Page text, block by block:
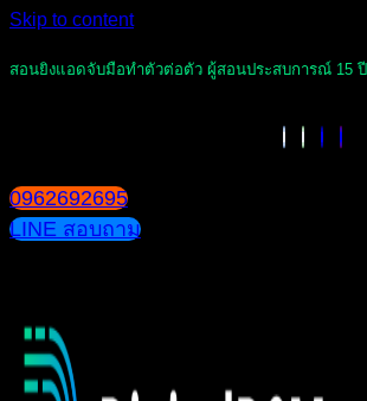
Skip to content
สอนยิงแอดจับมือทำตัวต่อตัว ผู้สอนประสบการณ์ 15 ปี
0962692695
LINE สอบถาม